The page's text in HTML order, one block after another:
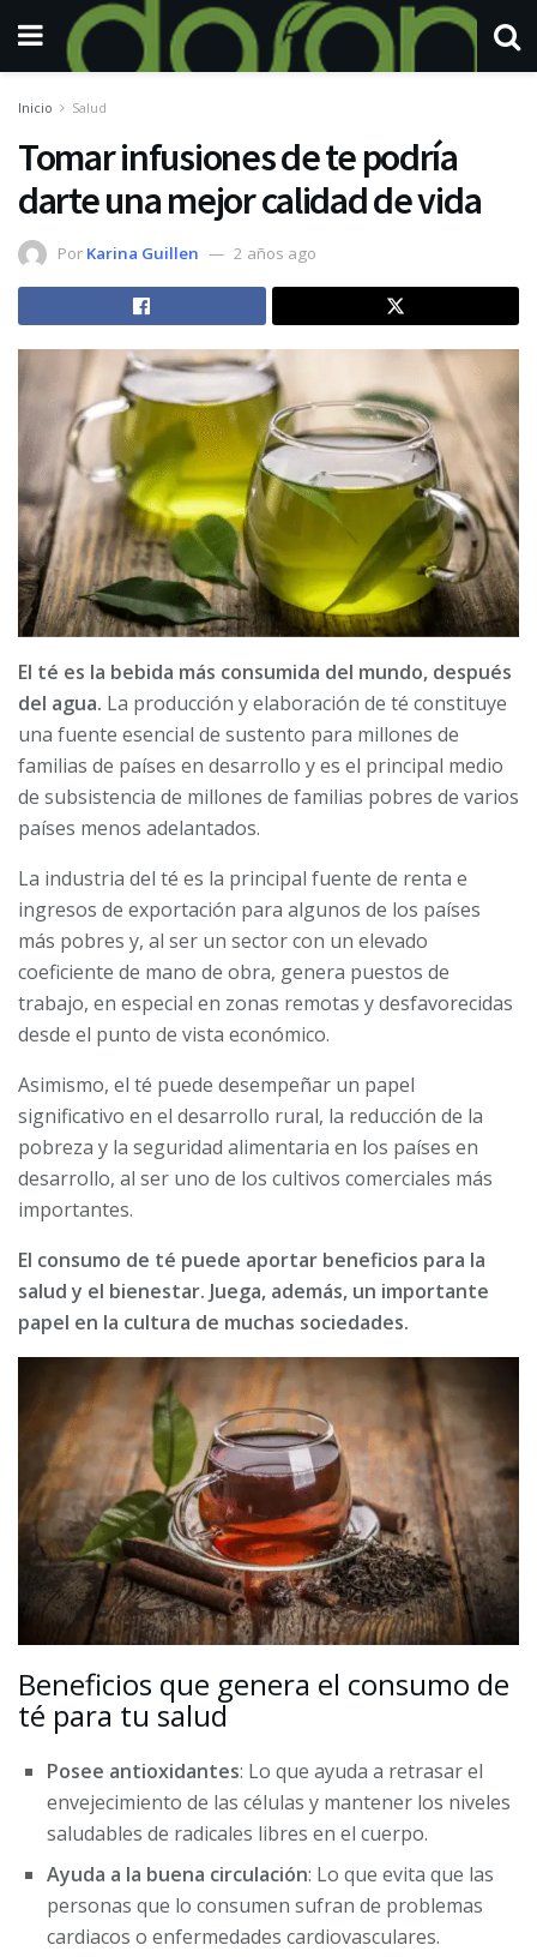
Inicio Salud
Tomar infusiones de te podría
darte una mejor calidad de vida
Por Karina Guillen 2 años ago
El té es la bebida más consumida del mundo, después
del agua. La producción y elaboración de té constituye
una fuente esencial de sustento para millones de
familias de países en desarrollo y es el principal medio
de subsistencia de millones de familias pobres de varios
países menos adelantados.
La industria del té es la principal fuente de renta e
ingresos de exportación para algunos de los países
más pobres y, al ser un sector con un elevado
coeficiente de mano de obra, genera puestos de
trabajo, en especial en zonas remotas y desfavorecidas
desde el punto de vista económico.
Asimismo, el té puede desempeñar un papel
significativo en el desarrollo rural, la reducción de la
pobreza y la seguridad alimentaria en los países en
desarrollo, al ser uno de los cultivos comerciales más
importantes.
El consumo de té puede aportar beneficios para la
salud y el bienestar. Juega, además, un importante
papel en la cultura de muchas sociedades.
Beneficios que genera el consumo de
té para tu salud
Posee antioxidantes: Lo que ayuda a retrasar el
envejecimiento de las células y mantener los niveles
saludables de radicales libres en el cuerpo.
Ayuda a la buena circulación: Lo que evita que las
personas que lo consumen sufran de problemas
cardiacos o enfermedades cardiovasculares.